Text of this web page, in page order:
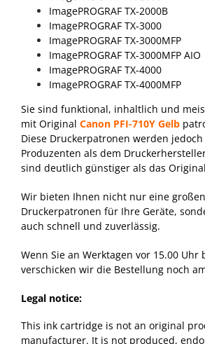
ImagePROGRAF TX-2000B
ImagePROGRAF TX-3000
ImagePROGRAF TX-3000MFP
ImagePROGRAF TX-3000MFP AIO
ImagePROGRAF TX-4000
ImagePROGRAF TX-4000MFP
Sie sind funktional, inhaltlich und
mit Original Canon PFI-710Y Gelb
Diese Druckerpatronen werden
Produzenten als dem
sind deutlich günstiger als das
Wir bieten Ihnen nicht nur eine
Druckerpatronen für Ihre Geräte,
auch schnell und zuverlässig.
Wenn Sie an Werktagen vor 15.00 Uhr
verschicken wir die Bestellung noch
Legal notice:
This ink cartridge is not an original
manufacturer. It is not produced,